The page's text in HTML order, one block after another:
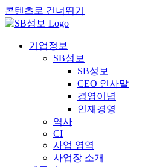
콘텐츠로 건너뛰기
기업정보
SB성보
SB성보
CEO 인사말
경영이념
인재경영
역사
CI
사업 영역
사업장 소개